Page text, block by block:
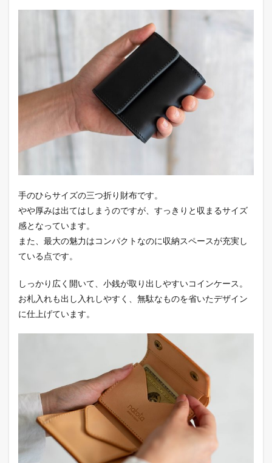
手のひらサイズの三つ折り財布です。
やや厚みは出てはしまうのですが、すっきりと収まるサイズ
感となっています。
また、最大の魅力はコンパクトなのに収納スペースが充実し
ている点です。
しっかり広く開いて、小銭が取り出しやすいコインケース。
お札入れも出し入れしやすく、無駄なものを省いたデザイン
に仕上げています。